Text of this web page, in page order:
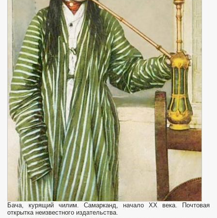
Бача, курящий чилим. Самарканд, начало XX века. Почтовая
открытка неизвестного издательства.